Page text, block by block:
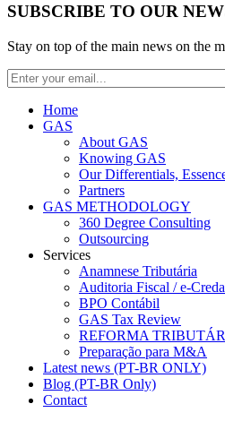
SUBSCRIBE TO OUR
Stay on top of the main news on the
Home
GAS
About GAS
Knowing GAS
Our Differentials,
Partners
GAS METHODOLOGY
360 Degree Consulting
Outsourcing
Services
Anamnese Tributária
Auditoria Fiscal / e-
BPO Contábil
GAS Tax Review
REFORMA
Preparação para M&A
Latest news (PT-BR ONLY)
Blog (PT-BR Only)
Contact